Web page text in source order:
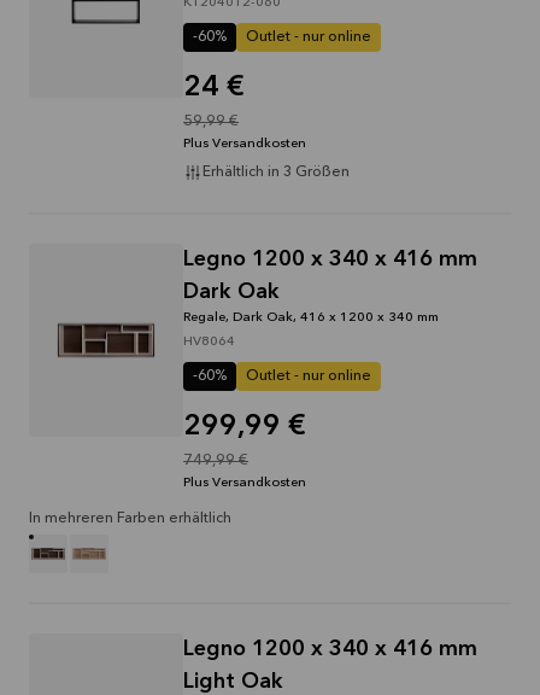
K1204012-060
-60% Outlet - nur online
24 €
59,99 €
Plus Versandkosten
Erhältlich in 3 Größen
Legno 1200 x 340 x 416 mm
Dark Oak
Regale, Dark Oak, 416 x 1200 x 340 mm
HV8064
-60% Outlet - nur online
299,99 €
749,99 €
Plus Versandkosten
In mehreren Farben erhältlich
Legno 1200 x 340 x 416 mm
Light Oak